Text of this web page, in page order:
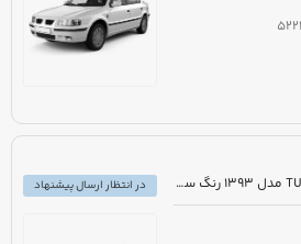
مزایده دولتی خودرو پژو 206 TU5 مدل 1393 رنگ سفید
در انتظار ارسال پیشنهاد